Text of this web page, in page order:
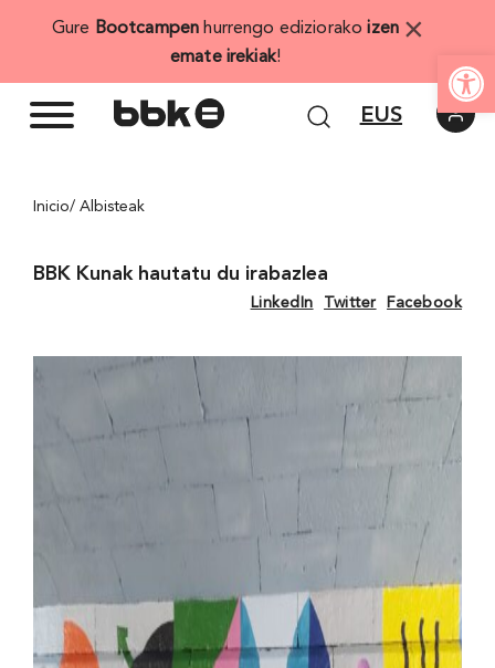
Gure Bootcampen hurrengo ediziorakoizen
emate irekiak!
×
EUS
Inicio/ Albisteak
BBK Kunak hautatu du irabazlea
LinkedIn Twitter Facebook